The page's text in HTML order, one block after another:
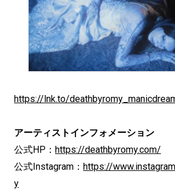
https://lnk.to/
アーティストインフォメーション
公式HP： https://deathbyromy.com/
公式Instagram： https://
y